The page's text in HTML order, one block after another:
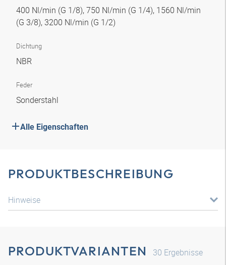
400 Nl/min (G 1/8), 750 Nl/min (G 1/4), 1560 Nl/min
(G 3/8), 3200 Nl/min (G 1/2)
Dichtung
NBR
Feder
Sonderstahl
Alle Eigenschaften
PRODUKTBESCHREIBUNG
Hinweise
PRODUKTVARIANTEN 30 Ergebnisse